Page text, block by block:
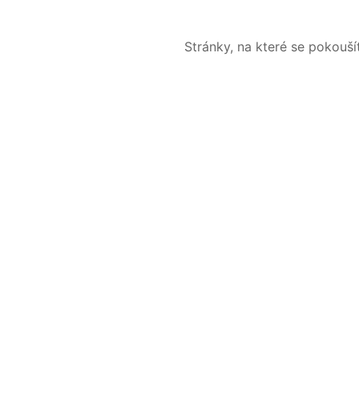
Stránky, na které se